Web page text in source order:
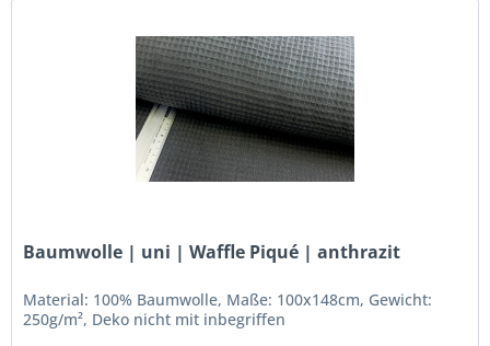
Baumwolle | uni | Waffle Piqué | anthrazit
Material: 100% Baumwolle, Maße: 100x148cm, Gewicht:
250g/m², Deko nicht mit inbegriffen